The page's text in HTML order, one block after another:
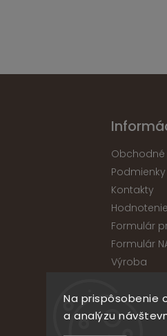
Na prispôsobenie
a analýzu
Kontakty
Formulár
Formulár
Výroba